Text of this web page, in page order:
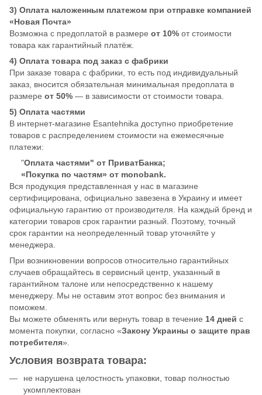
3) Оплата наложенным платежом при отправке компанией
«Новая Почта»
Возможна с предоплатой в размере от 10% от стоимости
товара как гарантийный платёж.
4) Оплата товара под заказ с фабрики
При заказе товара с фабрики, то есть под индивидуальный
заказ, вносится обязательная минимальная предоплата в
размере от 50% — в зависимости от стоимости товара.
5) Оплата частями
В интернет-магазине Esantehnika доступно приобретение
товаров с распределением стоимости на ежемесячные
платежи:
"Оплата частями" от ПриватБанка;
«Покупка по частям» от monobank.
Вся продукция представленная у нас в магазине
сертифицирована, официально завезена в Украину и имеет
официальную гарантию от производителя. На каждый бренд и
категории товаров срок гарантии разный. Поэтому, точный
срок гарантии на неопределенный товар уточняйте у
менеджера.
При возникновении вопросов относительно гарантийных
случаев обращайтесь в сервисный центр, указанный в
гарантийном талоне или непосредственно к нашему
менеджеру. Мы не оставим этот вопрос без внимания и
поможем.
Вы можете обменять или вернуть товар в течение 14 дней с
момента покупки, согласно «Закону Украины о защите прав
потребителя».
Условия возврата товара:
не нарушена целостность упаковки, товар полностью
укомплектован